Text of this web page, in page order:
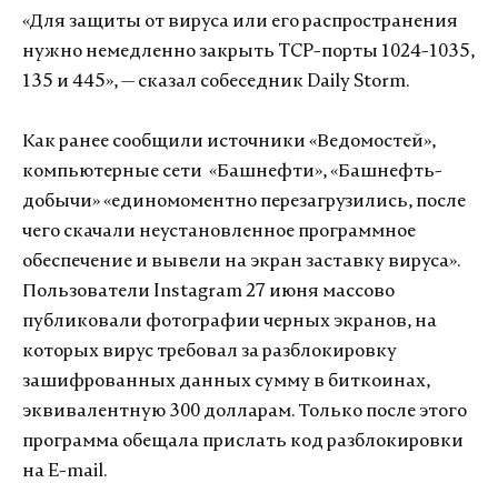
«Для защиты от вируса или его распространения
нужно немедленно закрыть TCP-порты 1024-1035,
135 и 445», — сказал собеседник Daily Storm.
Как ранее сообщили источники «Ведомостей»,
компьютерные сети «Башнефти», «Башнефть-
добычи» «единомоментно перезагрузились, после
чего скачали неустановленное программное
обеспечение и вывели на экран заставку вируса».
Пользователи Instagram 27 июня массово
публиковали фотографии черных экранов, на
которых вирус требовал за разблокировку
зашифрованных данных сумму в биткоинах,
эквивалентную 300 долларам. Только после этого
программа обещала прислать код разблокировки
на E-mail.